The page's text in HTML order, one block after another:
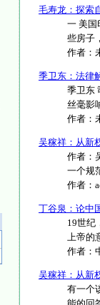
毛寿龙：探索
一 美国
些房子
作者：
季卫东：法律
季卫东
丝毫影
作者：
吴稼祥：从新
作者：
一个规
作者：
丁谷泉：论中
19世纪
上帝的
作者：
吴稼祥：从新
有一个